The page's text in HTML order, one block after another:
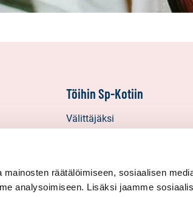
räätälöimiseen, sosiaalisen
analysoimiseen. Lisäksi jaamme
Töihin Sp-Kotiin
Välittäjäksi